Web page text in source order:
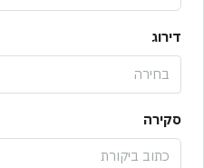
דירוג
בחירה
סקירה